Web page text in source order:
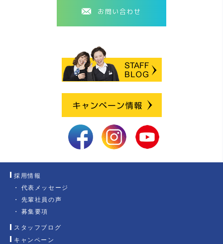
お問い合わせ
採用情報
代表メッセージ
先輩社員の声
募集要項
スタッフブログ
キャンペーン